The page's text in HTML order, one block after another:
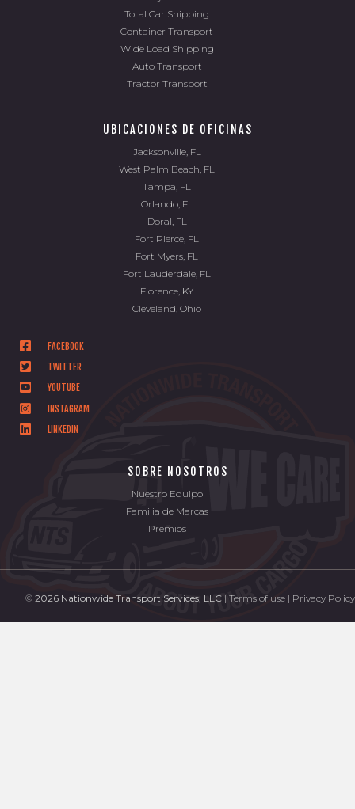
Total Car Shipping
Container Transport
Wide Load Shipping
Auto Transport
Tractor Transport
UBICACIONES DE OFICINAS
Jacksonville, FL
West Palm Beach, FL
Tampa, FL
Orlando, FL
Doral, FL
Fort Pierce, FL
Fort Myers, FL
Fort Lauderdale, FL
Florence, KY
Cleveland, Ohio
FACEBOOK
TWITTER
YOUTUBE
INSTAGRAM
LINKEDIN
SOBRE NOSOTROS
Nuestro Equipo
Familia de Marcas
Premios
© 2026 Nationwide Transport Services, LLC | Terms of use | Privacy Policy